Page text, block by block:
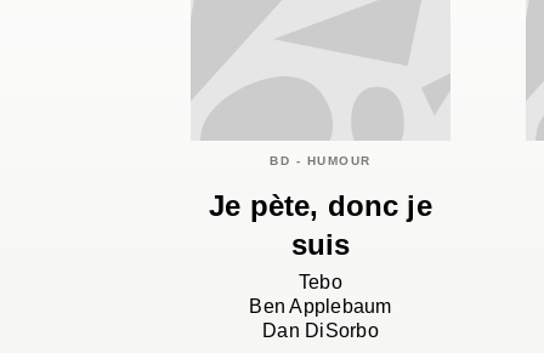
BD - HUMOUR
Je pète, donc je
suis
Tebo
Ben Applebaum
Dan DiSorbo